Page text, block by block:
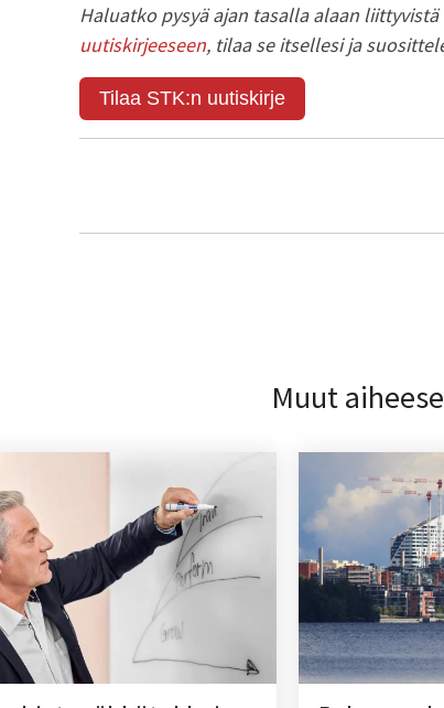
Haluatko pysyä ajan tasalla alaan
uutiskirjeeseen, tilaa se itsellesi ja
Tilaa STK:n uutiskirje
Muut